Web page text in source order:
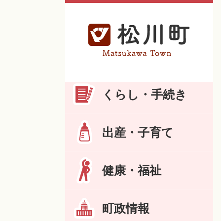
くらし・手続き
出産・子育て
健康・福祉
町政情報